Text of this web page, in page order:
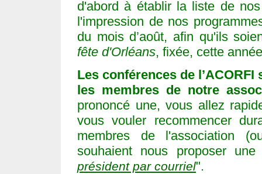
d'abord à établir la liste de
l'impression de nos
du mois d’août, afin qu'ils
fête d'Orléans, fixée, cette
Les conférences de
les membres de notre
prononcé une, vous allez
vous vouler recommencer
membres de l'association
souhaient nous proposer
président par courriel".